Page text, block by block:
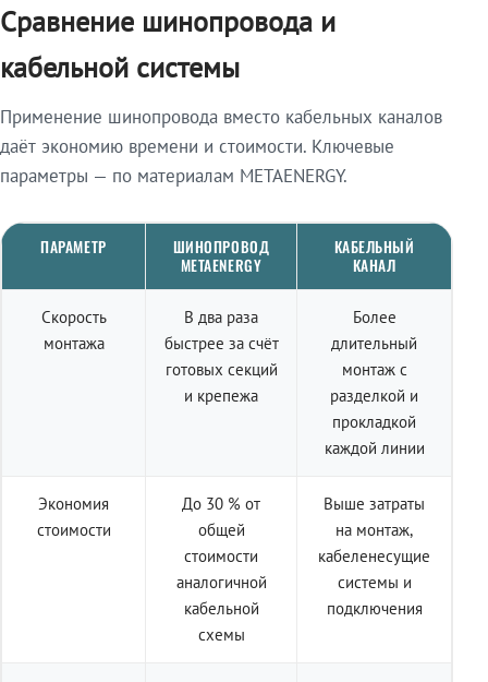
Сравнение шинопровода и
кабельной системы
Применение шинопровода вместо кабельных каналов
даёт экономию времени и стоимости. Ключевые
параметры — по материалам METAENERGY.
ПАРАМЕТР
ШИНОПРОВОД
METAENERGY
КАБЕЛЬНЫЙ
КАНАЛ
Скорость
монтажа
В два раза
быстрее за счёт
готовых секций
и крепежа
Более
длительный
монтаж с
разделкой и
прокладкой
каждой линии
Экономия
стоимости
До 30 % от
общей
стоимости
аналогичной
кабельной
схемы
Выше затраты
на монтаж,
кабеленесущие
системы и
подключения